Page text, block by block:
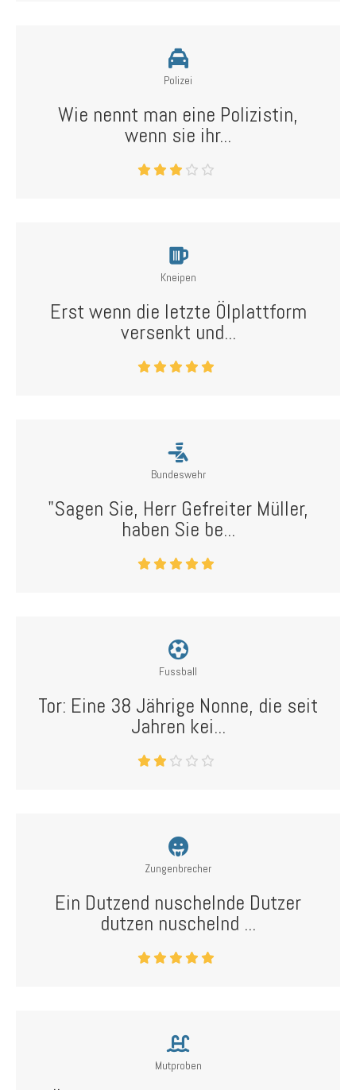
Polizei
Wie nennt man eine Polizistin,
wenn sie ihr...
Kneipen
Erst wenn die letzte Ölplattform
versenkt und...
Bundeswehr
"Sagen Sie, Herr Gefreiter Müller,
haben Sie be...
Fussball
Tor: Eine 38 Jährige Nonne, die seit
Jahren kei...
Zungenbrecher
Ein Dutzend nuschelnde Dutzer
dutzen nuschelnd ...
Mutproben